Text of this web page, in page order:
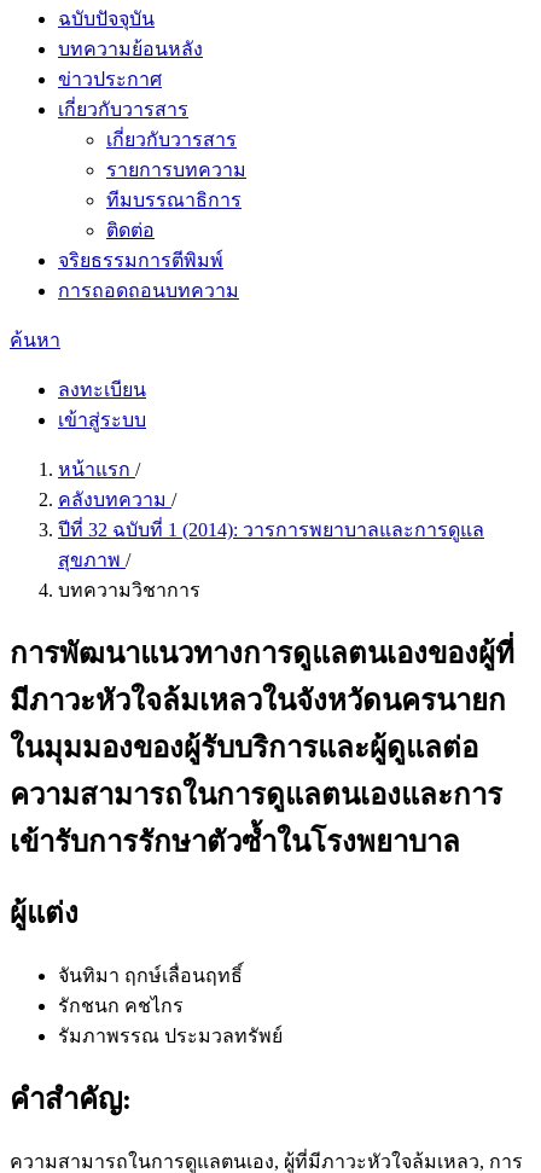
ฉบับปัจจุบัน
บทความย้อนหลัง
ข่าวประกาศ
เกี่ยวกับวารสาร
เกี่ยวกับวารสาร
รายการบทความ
ทีมบรรณาธิการ
ติดต่อ
จริยธรรมการตีพิมพ์
การถอดถอนบทความ
ค้นหา
ลงทะเบียน
เข้าสู่ระบบ
หน้าแรก /
คลังบทความ /
ปีที่ 32 ฉบับที่ 1 (2014): วารการพยาบาลและการดูแล
สุขภาพ /
บทความวิชาการ
การพัฒนาแนวทางการดูแลตนเองของผู้ที่
มีภาวะหัวใจล้มเหลวในจังหวัดนครนายก
ในมุมมองของผู้รับบริการและผู้ดูแลต่อ
ความสามารถในการดูแลตนเองและการ
เข้ารับการรักษาตัวซ้ำในโรงพยาบาล
ผู้แต่ง
จันทิมา ฤกษ์เลื่อนฤทธิ์
รักชนก คชไกร
รัมภาพรรณ ประมวลทรัพย์
คำสำคัญ:
ความสามารถในการดูแลตนเอง, ผู้ที่มีภาวะหัวใจล้มเหลว, การ